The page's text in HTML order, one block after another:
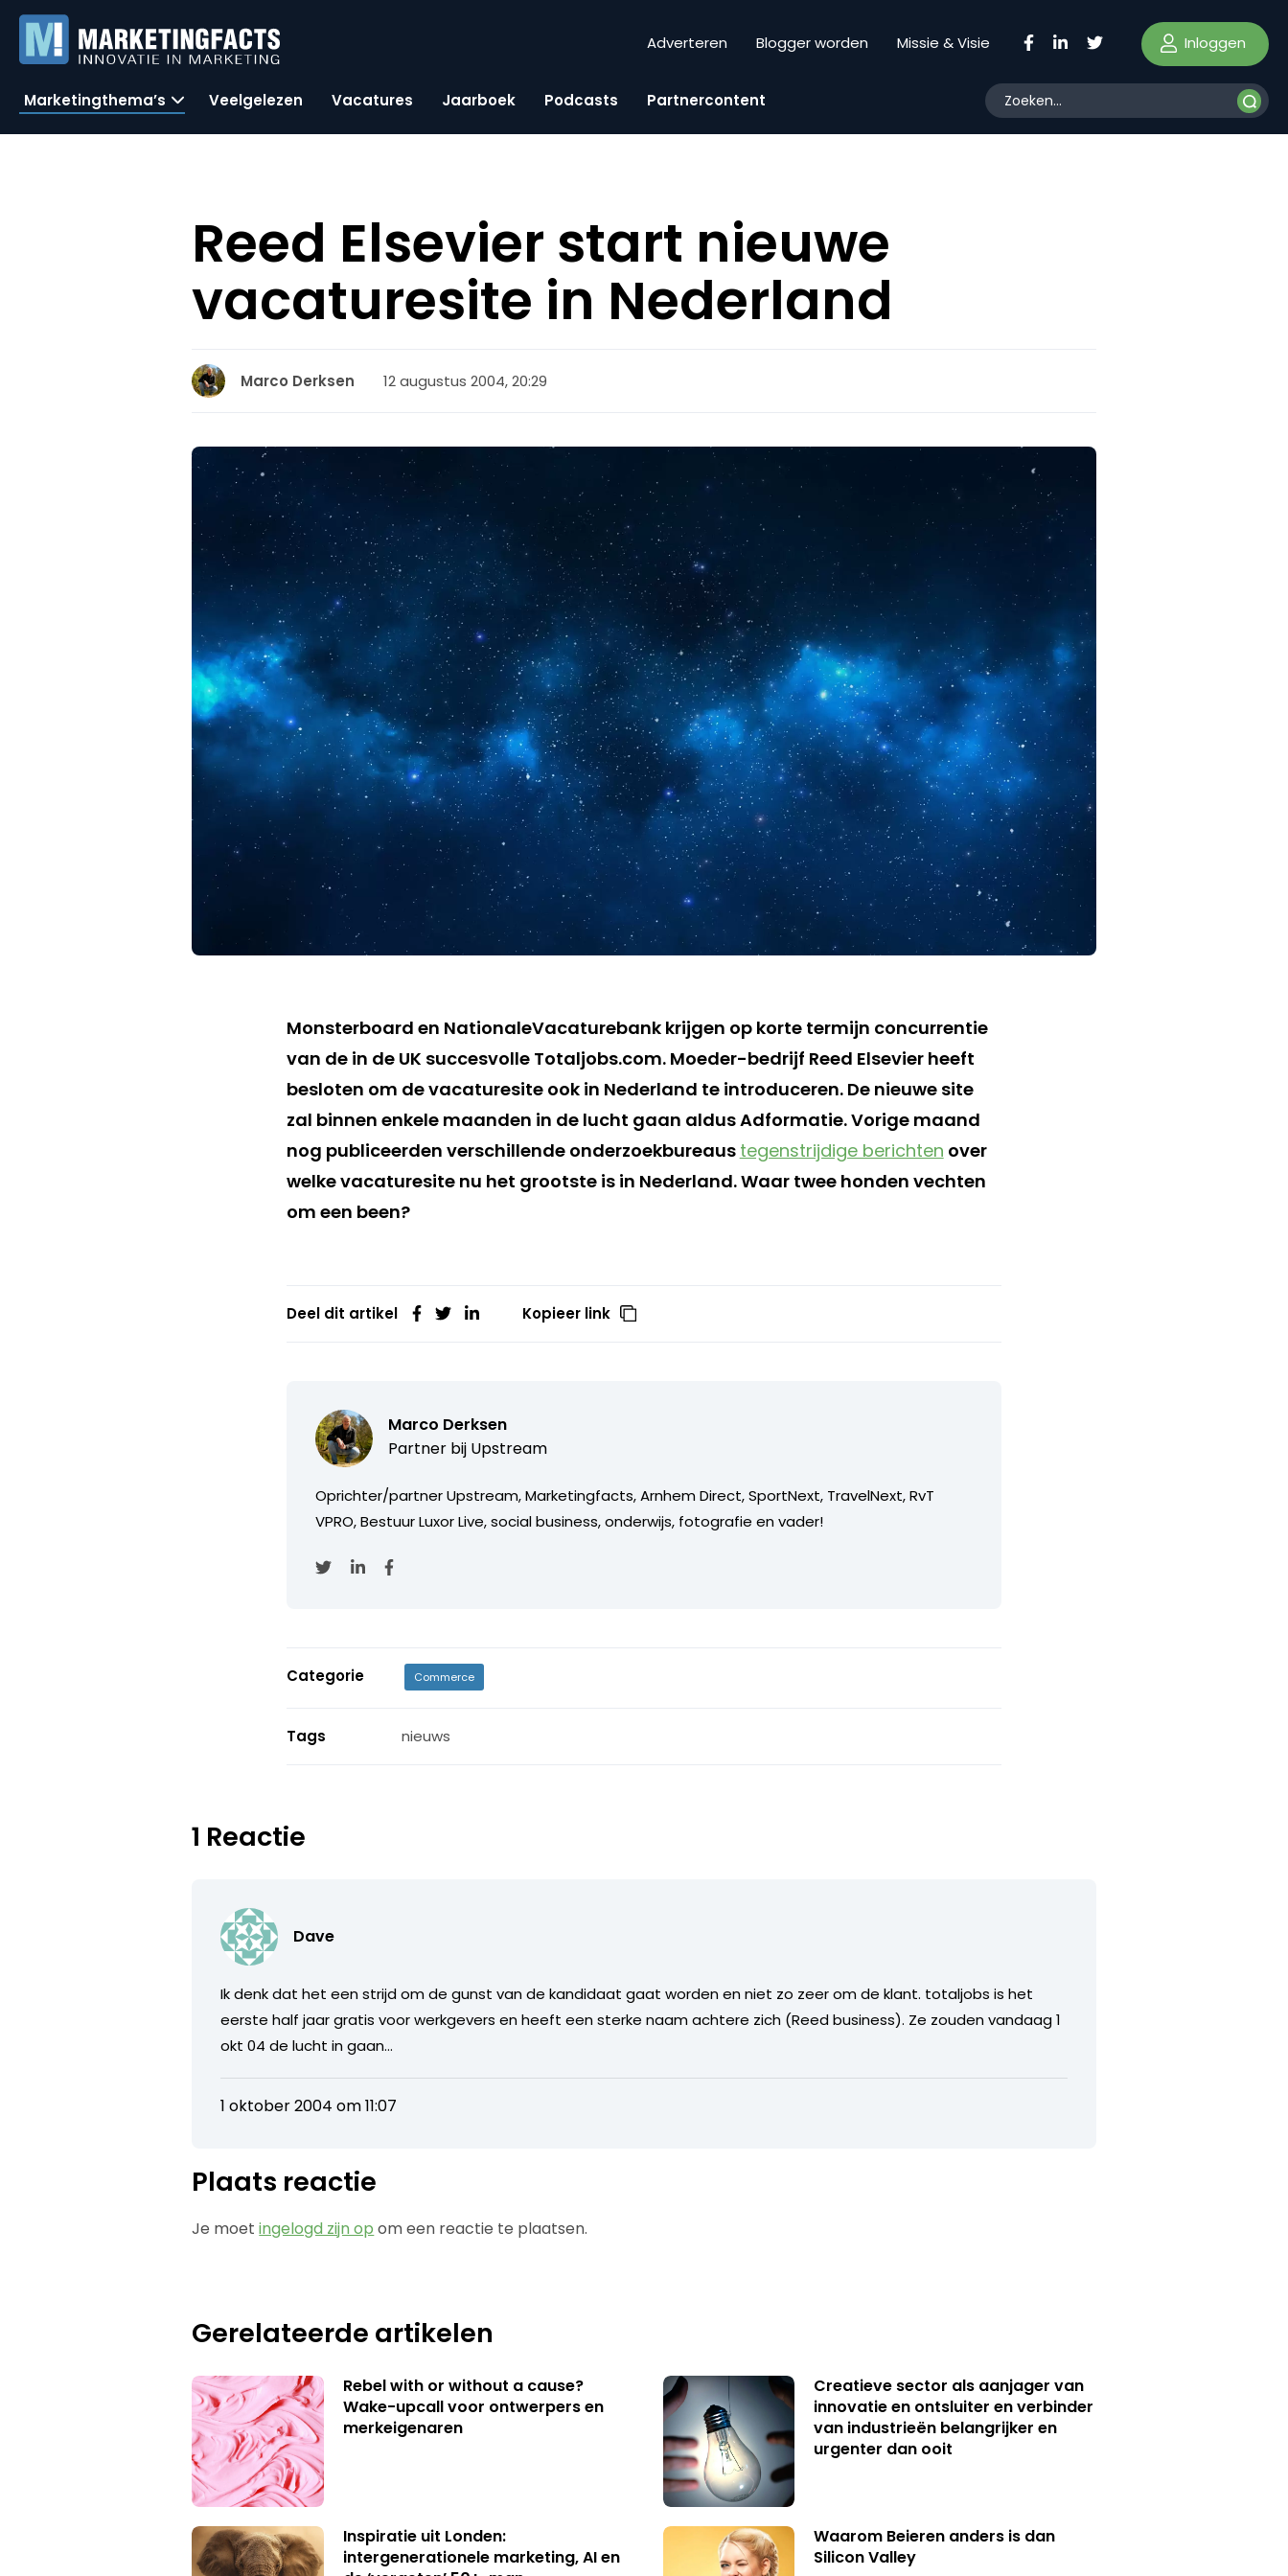
Adverteren Blogger worden Missie & Visie Inloggen
Marketingthema’s Veelgelezen Vacatures Jaarboek Podcasts Partnercontent
Reed Elsevier start nieuwe
vacaturesite in Nederland
Marco Derksen 12 augustus 2004, 20:29
Monsterboard en NationaleVacaturebank krijgen op korte termijn concurrentie
van de in de UK succesvolle Totaljobs.com. Moeder-bedrijf Reed Elsevier heeft
besloten om de vacaturesite ook in Nederland te introduceren. De nieuwe site
zal binnen enkele maanden in de lucht gaan aldus Adformatie. Vorige maand
nog publiceerden verschillende onderzoekbureaus tegenstrijdige berichten over
welke vacaturesite nu het grootste is in Nederland. Waar twee honden vechten
om een been?
Deel dit artikel Kopieer link
Marco Derksen
Partner bij Upstream
Oprichter/partner Upstream, Marketingfacts, Arnhem Direct, SportNext, TravelNext, RvT
VPRO, Bestuur Luxor Live, social business, onderwijs, fotografie en vader!
Categorie Commerce
Tags nieuws
1 Reactie
Dave
Ik denk dat het een strijd om de gunst van de kandidaat gaat worden en niet zo zeer om de klant. totaljobs is het
eerste half jaar gratis voor werkgevers en heeft een sterke naam achtere zich (Reed business). Ze zouden vandaag 1
okt 04 de lucht in gaan…
1 oktober 2004 om 11:07
Plaats reactie
Je moetingelogd zijn op om een reactie te plaatsen.
Gerelateerde artikelen
Rebel with or without a cause?
Wake-upcall voor ontwerpers en
merkeigenaren
Creatieve sector als aanjager van
innovatie en ontsluiter en verbinder
van industrieën belangrijker en
urgenter dan ooit
Inspiratie uit Londen:
intergenerationele marketing, AI en
Waarom Beieren anders is dan
Silicon Valley